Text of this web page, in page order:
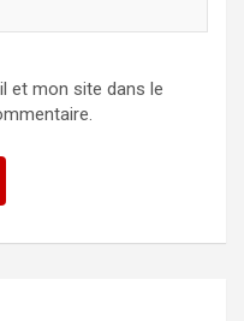
et mon site dans le